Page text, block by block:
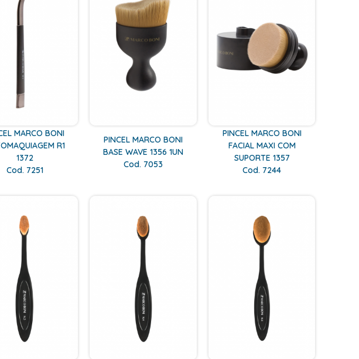
MARCO BONI
R1
1372
Cod. 7251
PINCEL MARCO BONI
BASE WAVE 1356 1UN
Cod. 7053
PINCEL MARCO BONI
FACIAL MAXI COM
SUPORTE 1357
Cod. 7244